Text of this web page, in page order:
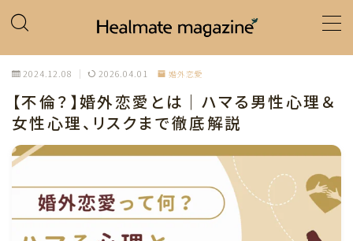
MENU
ホーム
カテゴリー
2024.12.08 2026.04.01 婚外恋愛
【不倫？】婚外恋愛とは｜ハマる男性心理＆
女性心理、リスクまで徹底解説